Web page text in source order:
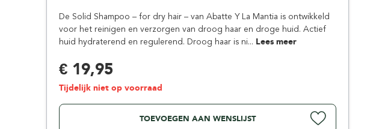
Stirling Soap Company
St. James of London
De Solid Shampoo – for dry hair – van Abatte Y La Mantia is ontwikkeld
voor het reinigen en verzorgen van droog haar en droge huid. Actief
huid hydraterend en regulerend. Droog haar is ni... Lees meer
€ 19,95
Tijdelijk niet op voorraad
TOEVOEGEN AAN WENSLIJST